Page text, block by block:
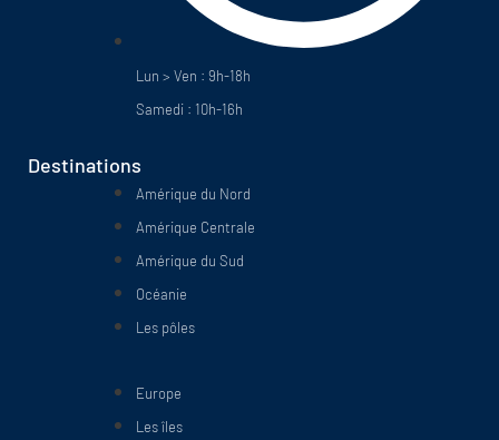
Lun > Ven : 9h-18h
Samedi : 10h-16h
Destinations
Amérique du Nord
Amérique Centrale
Amérique du Sud
Océanie
Les pôles
Europe
Les îles